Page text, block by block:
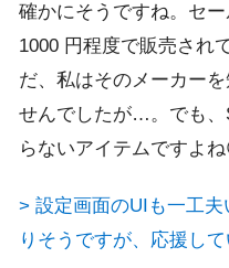
確かにそうですね。セ
1000 円程度で販売され
だ、私はそのメーカー
せんでしたが…。でも、
らないアイテムですよ
> 設定画面のUIも一工
りそうですが、応援して